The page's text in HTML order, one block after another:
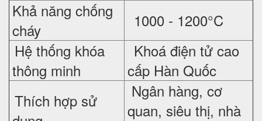
Khả năng chống
cháy
1000 - 1200°C
Hệ thống khóa
thông minh
Khoá điện tử cao
cấp Hàn Quốc
Thích hợp sử
Ngân hàng, cơ
quan, siêu thị, nhà